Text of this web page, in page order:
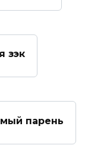
зэк
парень